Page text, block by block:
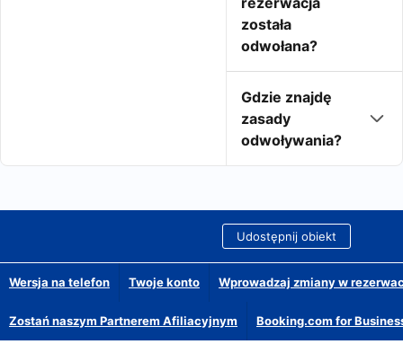
została
odwołana?
Gdzie znajdę
zasady
odwoływania?
Udostępnij obiekt
Wersja na telefon Twoje konto Wprowadzaj zmiany w
Zostań naszym Partnerem Afiliacyjnym Booking.com for